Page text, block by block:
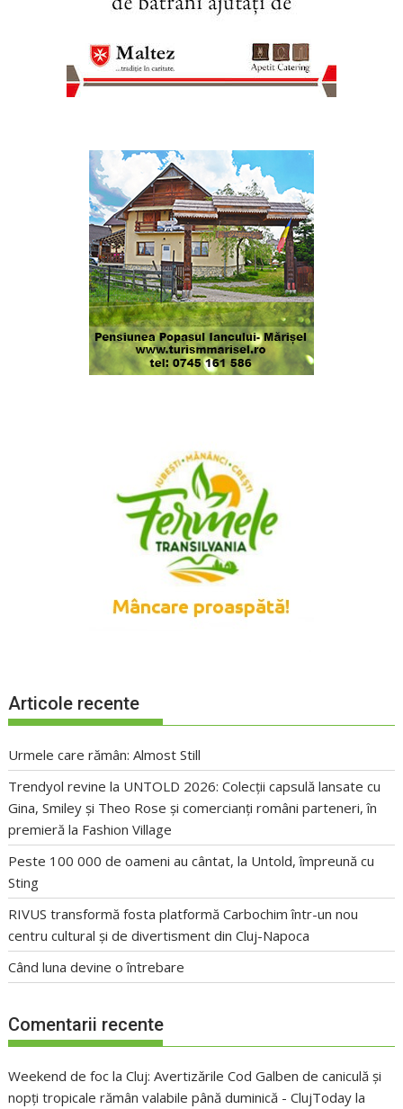
Articole recente
Urmele care rămân: Almost Still
Trendyol revine la UNTOLD 2026: Colecții capsulă lansate cu
Gina, Smiley și Theo Rose și comercianți români parteneri, în
premieră la Fashion Village
Peste 100 000 de oameni au cântat, la Untold, împreună cu
Sting
RIVUS transformă fosta platformă Carbochim într-un nou
centru cultural și de divertisment din Cluj-Napoca
Când luna devine o întrebare
Comentarii recente
Weekend de foc la Cluj: Avertizările Cod Galben de caniculă și
nopți tropicale rămân valabile până duminică - ClujToday la